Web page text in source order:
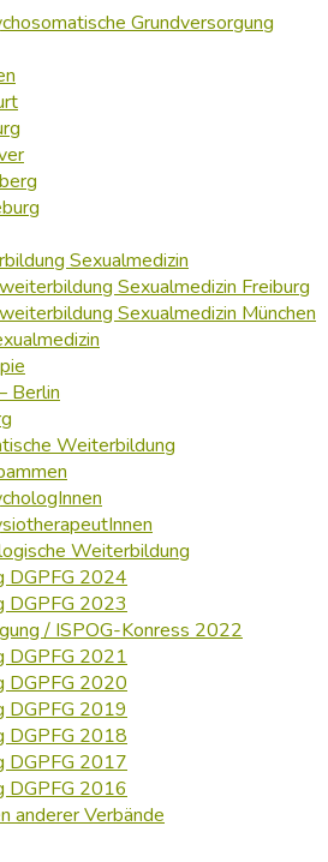
Grundversorgung
Sexualmedizin
Sexualmedizin Freiburg
Sexualmedizin München
Berlin
Weiterbildung
Weiterbildung
DGPFG 2024
DGPFG 2023
/ ISPOG-Konress 2022
DGPFG 2021
DGPFG 2020
DGPFG 2019
DGPFG 2018
DGPFG 2017
DGPFG 2016
anderer Verbände